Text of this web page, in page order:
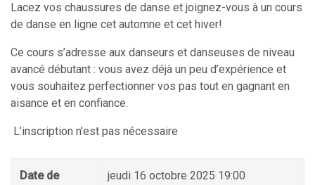
Lacez vos chaussures de danse et joignez-vous à un cours
de danse en ligne cet automne et cet hiver!
Ce cours s’adresse aux danseurs et danseuses de niveau
avancé débutant : vous avez déjà un peu d’expérience et
vous souhaitez perfectionner vos pas tout en gagnant en
aisance et en confiance.
L’inscription n’est pas nécessaire
Date de
jeudi 16 octobre 2025 19:00